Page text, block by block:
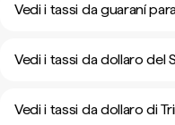
Vedi i tassi da guaraní
Vedi i tassi da dollaro del
Vedi i tassi da dollaro di